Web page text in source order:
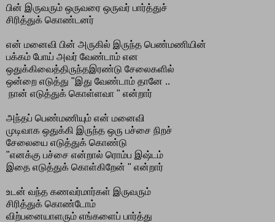
பின் இருவரும் ஒருவரை ஒருவர் பார்த்துச்
சிரித்துக் கொண்டனர்
என் மனைவி பின் அருகில் இருந்த பெண்மணியின்
பக்கம் போய் அவர் வேண்டாம் என
ஒதுக்கிவைத்திருந்தஇரண்டு சேலைகளில்
ஒன்றை எடுத்து "இது வேண்டாம் தானே ..
நான் எடுத்துக் கொள்ளவா " என்றார்
அந்தப் பெண்மணியும் என் மனைவி
முடிவாக ஒதுக்கி இருந்த ஒரு பச்சை நிறச்
சேலையை எடுத்துக் கொண்டு
"எனக்கு பச்சை என்றால் ரொம்ப இஷ்டம்
இதை எடுத்துக் கொள்கிறேன் " என்றார்
உடன் வந்த கணவர்மார்கள் இருவரும்
சிரித்துக் கொண்டோம்
விற்பனையாளரும் எங்களைப் பார்த்து